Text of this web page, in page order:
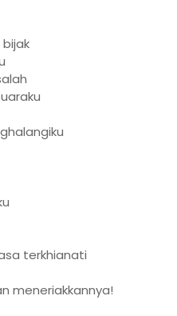
terkhianati
meneriakkannya!